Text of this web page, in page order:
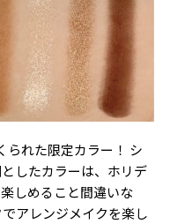
られた限定カラー！ シ
したカラーは、ホリデ
しめること間違いな
アレンジメイクを楽し